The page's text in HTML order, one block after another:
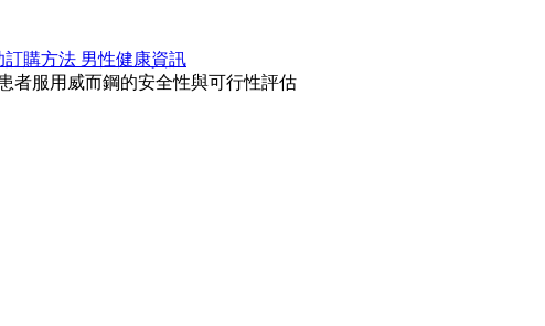
訂購方法 男性健康資訊
者服用威而鋼的安全性與可行性評估